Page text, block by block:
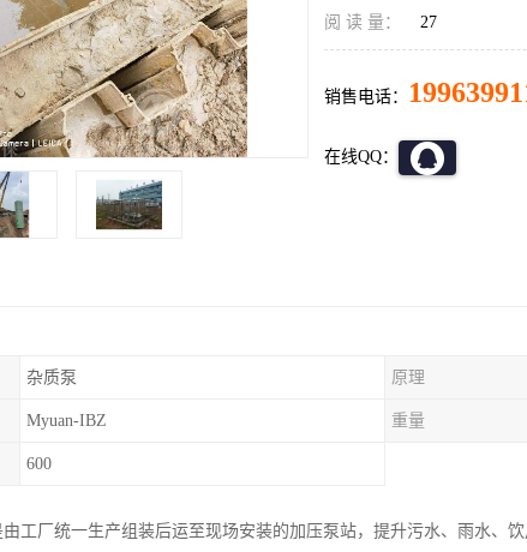
阅 读 量： 27
销售电话：
在线QQ：
杂质泵 原理
Myuan-IBZ 重量
600
工厂统一生产组装后运至现场安装的加压泵站，提升污水、雨水、饮